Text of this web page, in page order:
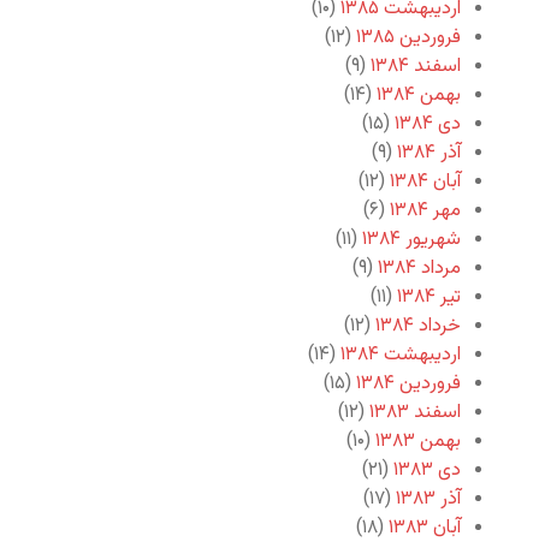
اردیبهشت ۱۳۸۵
(۱۰)
فروردین ۱۳۸۵
(۱۲)
اسفند ۱۳۸۴
(۹)
بهمن ۱۳۸۴
(۱۴)
دی ۱۳۸۴
(۱۵)
آذر ۱۳۸۴
(۹)
آبان ۱۳۸۴
(۱۲)
مهر ۱۳۸۴
(۶)
شهریور ۱۳۸۴
(۱۱)
مرداد ۱۳۸۴
(۹)
تیر ۱۳۸۴
(۱۱)
خرداد ۱۳۸۴
(۱۲)
اردیبهشت ۱۳۸۴
(۱۴)
فروردین ۱۳۸۴
(۱۵)
اسفند ۱۳۸۳
(۱۲)
بهمن ۱۳۸۳
(۱۰)
دی ۱۳۸۳
(۲۱)
آذر ۱۳۸۳
(۱۷)
آبان ۱۳۸۳
(۱۸)